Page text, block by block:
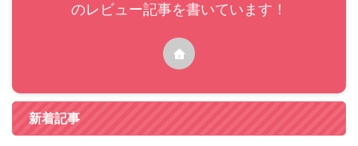
のレビュー記事を書いています！
新着記事